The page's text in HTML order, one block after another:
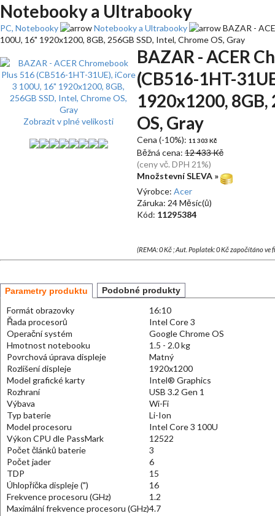
Notebooky a Ultrabooky
PC, Notebooky Notebooky a Ultrabooky
BAZAR -
100U, 16" 1920x1200, 8GB, 256GB SSD, Intel, Chrome OS, Gray
Zobrazit v plné velikosti
BAZAR - ACER
(CB516-1HT-
1920x1200, 8GB,
OS, Gray
Cena (-10%): 11 303 Kč
Běžná cena: 12 433 Kč
(ceny vč. DPH 21%)
Množstevní SLEVA »
Výrobce: Acer
Záruka: 24 Měsíc(ů)
Kód: 11295384
(REMA: 0 Kč ; Aut. Poplatek: 0 Kč započítáno
Parametry produktu Podobné produkty
Formát obrazovky
16:10
Řada procesorů
Intel Core 3
Operační systém
Google Chrome OS
Hmotnost notebooku
1.5 - 2.0 kg
Povrchová úprava displeje
Matný
Rozlišení displeje
1920x1200
Model grafické karty
Intel® Graphics
Rozhraní
USB 3.2 Gen 1
Výbava
Wi-Fi
Typ baterie
Li-Ion
Model procesoru
Intel Core 3 100U
Výkon CPU dle PassMark
12522
Počet článků baterie
3
Počet jader
6
TDP
15
Úhlopříčka displeje (")
16
Frekvence procesoru (GHz)
1.2
Maximální frekvence procesoru (GHz)4.7